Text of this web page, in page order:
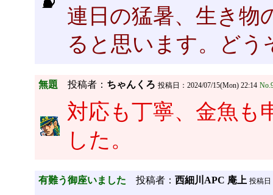
連日の猛暑、生き物
ると思います。どう
無題 投稿者： ちゃんくろ 投稿日：2024/07/15(Mon) 22:14
対応も丁寧、金魚も
した。
有難う御座いました 投稿者： 西細川APC 庵上 投稿日